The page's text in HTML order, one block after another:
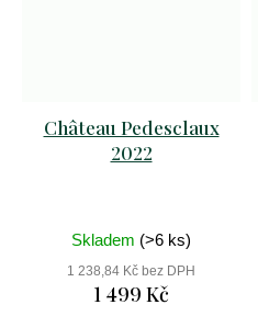
Château Pedesclaux
2022
Skladem (>6 ks)
1 238,84 Kč bez DPH
1 499 Kč